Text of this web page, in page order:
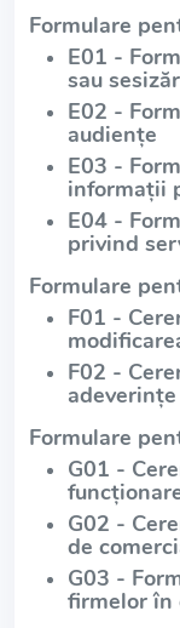
Formulare
E01 -
sau
E02 -
audiențe
E03 -
informații
E04 -
privind
Formulare
F01 -
F02 -
Formulare
G01 -
G02 -
de
G03 -
firmelor în